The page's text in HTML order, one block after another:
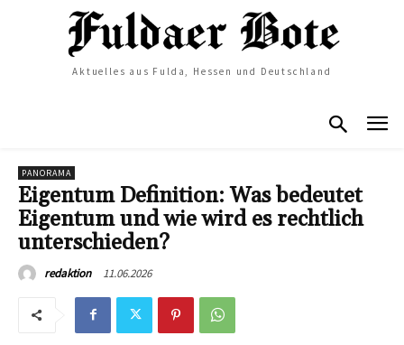
Aktuelles aus Fulda, Hessen und Deutschland
PANORAMA
Eigentum Definition: Was bedeutet
Eigentum und wie wird es rechtlich
unterschieden?
redaktion 11.06.2026